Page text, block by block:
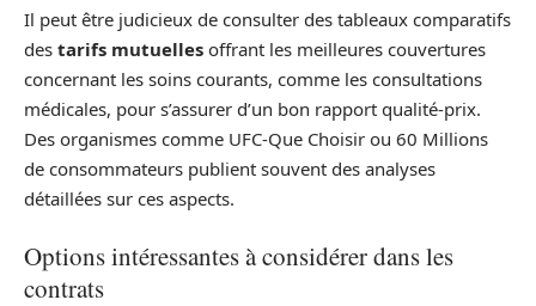
Il peut être judicieux de consulter des tableaux comparatifs
des tarifs mutuelles offrant les meilleures couvertures
concernant les soins courants, comme les consultations
médicales, pour s’assurer d’un bon rapport qualité-prix.
Des organismes comme UFC-Que Choisir ou 60 Millions
de consommateurs publient souvent des analyses
détaillées sur ces aspects.
Options intéressantes à considérer dans les
contrats